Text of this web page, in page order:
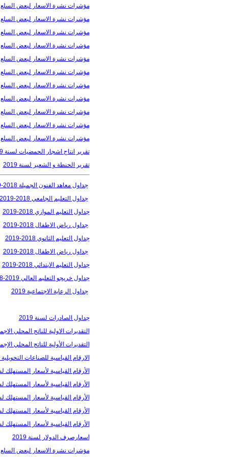
مؤشرات نشرة الاسعار لبعض السلع
مؤشرات نشرة الاسعار لبعض السلع
مؤشرات نشرة الاسعار لبعض السلع
مؤشرات نشرة الاسعار لبعض السلع
مؤشرات نشرة الاسعار لبعض السلع
مؤشرات نشرة الاسعار لبعض السلع
مؤشرات نشرة الاسعار لبعض السلع
مؤشرات نشرة الاسعار لبعض السلع
مؤشرات نشرة الاسعار لبعض السلع
مؤشرات نشرة الاسعار لبعض السلع
مؤشرات نشرة الاسعار لبعض السلع
تقرير انتاج اشجار الحمضيات لسنة 2019
تقرير الحنطة و الشعير لسنة 2019
جداول معاهد الفنون الجميلة 2018-2019
جداول التعليم الجامعي 2018-2019
جداول التعليم الموازي 2018-2019
جداول رياض الاطفال 2018-2019
جداول التعليم الثانوي 2018-2019
جداول رياض الاطفال 2018-2019
جداول التعليم الابتدائي 2018-2019
جداول خريجو التعليم العالي 2019-2018
جداول الرعاية الاجتماعية 2019
جداول الصادرات لسنة 2019
التقديرات الاولية للناتج المحلي
التقديرات الأولية للناتج المحلي
الارقام القياسية للصناعات التحويلية
الأرقام القیاسیة لأسعار المستھلك
الأرقام القیاسیة لأسعار المستھلك
الأرقام القیاسیة لأسعار المستھلك
الأرقام القیاسیة لأسعار المستھلك
الأرقام القیاسیة لأسعار المستھلك
اسعارصرف الدولار لسنة 2019
مؤشرات نشرة الاسعار لبعض السلع